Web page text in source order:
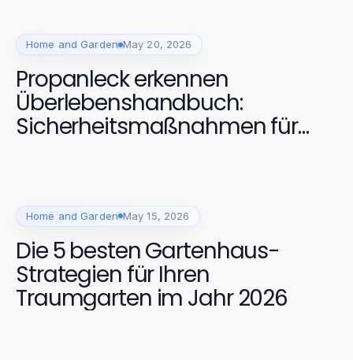
Home and Garden May 20, 2026
Propanleck erkennen
Überlebenshandbuch:
Sicherheitsmaßnahmen für
Home and Garden May 15, 2026
Die 5 besten Gartenhaus-
Strategien für Ihren
Traumgarten im Jahr 2026